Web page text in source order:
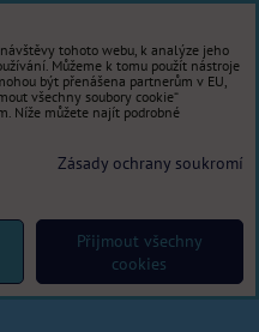
tohoto webu, k analýze jeho
Můžeme k tomu použít nástroje
být přenášena partnerům v EU,
všechny soubory cookie“
Níže můžete najít podrobné
Zásady ochrany soukromí
Přijmout všechny
cookies